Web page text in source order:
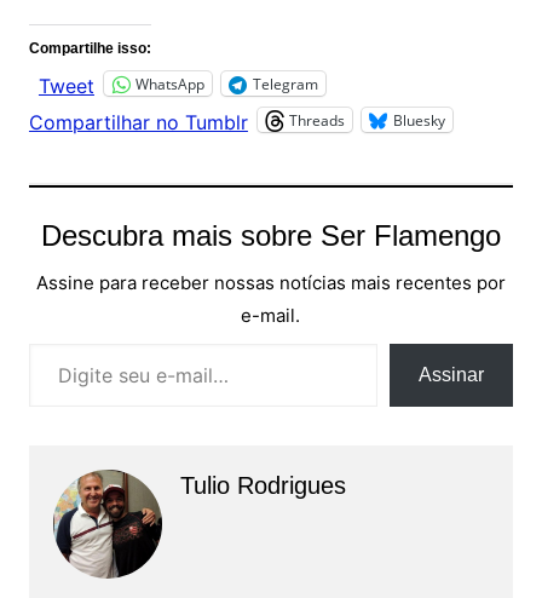
Compartilhe isso:
Tweet WhatsApp Telegram
Compartilhar no Tumblr Threads Bluesky
Descubra mais sobre Ser Flamengo
Assine para receber nossas notícias mais recentes por
e-mail.
Assinar
Tulio Rodrigues